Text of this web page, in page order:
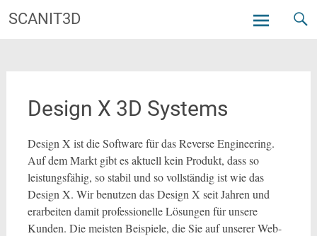
Inhalt
SCANIT3D
Design X 3D Systems
Design X ist die Software für das Reverse Engineering.
Auf dem Markt gibt es aktuell kein Produkt, dass so
leistungsfähig, so stabil und so vollständig ist wie das
Design X. Wir benutzen das Design X seit Jahren und
erarbeiten damit professionelle Lösungen für unsere
Kunden. Die meisten Beispiele, die Sie auf unserer Web-